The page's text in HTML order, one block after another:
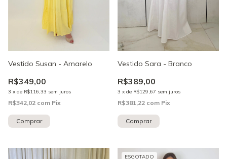
Vestido Susan - Amarelo
R$349,00
3 x de R$116,33 sem juros
R$342,02 com Pix
Comprar
Vestido Sara - Branco
R$389,00
3 x de R$129,67 sem juros
R$381,22 com Pix
Comprar
ESGOTADO